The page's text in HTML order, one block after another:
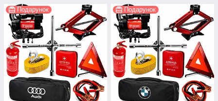
Подарунок Подарунок